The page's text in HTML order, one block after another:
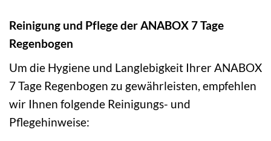
Reinigung und Pflege der ANABOX 7 Tage
Regenbogen
Um die Hygiene und Langlebigkeit Ihrer ANABOX
7 Tage Regenbogen zu gewährleisten, empfehlen
wir Ihnen folgende Reinigungs- und
Pflegehinweise: